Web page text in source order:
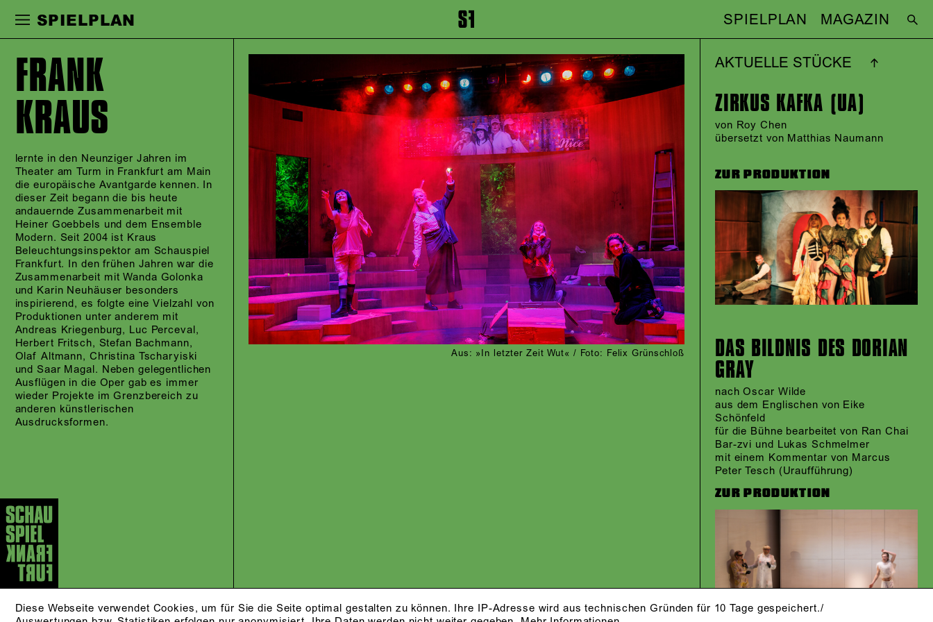
Zur Hauptnavigation springen Zum Footer springen
SPIELPLAN SPIELPLAN MAGAZIN
Diese Webseite verwendet Cookies, um für Sie die Seite optimal gestalten zu können. Ihre IP-Adresse wird aus technischen Gründen für 10 Tage gespeichert./
FRANK
KRAUS
lernte in den Neunziger Jahren im
Theater am Turm in Frankfurt am Main
die europäische Avantgarde kennen. In
dieser Zeit begann die bis heute
andauernde Zusammenarbeit mit
Heiner Goebbels und dem Ensemble
Modern. Seit 2004 ist Kraus
Beleuchtungsinspektor am Schauspiel
Frankfurt. In den frühen Jahren war die
Zusammenarbeit mit Wanda Golonka
und Karin Neuhäuser besonders
inspirierend, es folgte eine Vielzahl von
Produktionen unter anderem mit
Andreas Kriegenburg, Luc Perceval,
Herbert Fritsch, Stefan Bachmann,
Olaf Altmann, Christina Tscharyiski
und Saar Magal. Neben gelegentlichen
Ausflügen in die Oper gab es immer
wieder Projekte im Grenzbereich zu
anderen künstlerischen
Ausdrucksformen.
Aus: »In letzter Zeit Wut« / Foto: Felix Grünschloß
AKTUELLE STÜCKE
ZIRKUS KAFKA (UA)
von Roy Chen
übersetzt von Matthias Naumann
ZUR PRODUKTION
DAS BILDNIS DES DORIAN
GRAY
nach Oscar Wilde
aus dem Englischen von Eike
Schönfeld
für die Bühne bearbeitet von Ran Chai
Bar-zvi und Lukas Schmelmer
mit einem Kommentar von Marcus
Peter Tesch (Uraufführung)
ZUR PRODUKTION